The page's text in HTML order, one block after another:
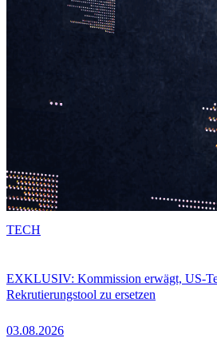
EXKLUSIV: Kommission erwägt, US-
Rekrutierungstool zu ersetzen
03.08.2026
TECH